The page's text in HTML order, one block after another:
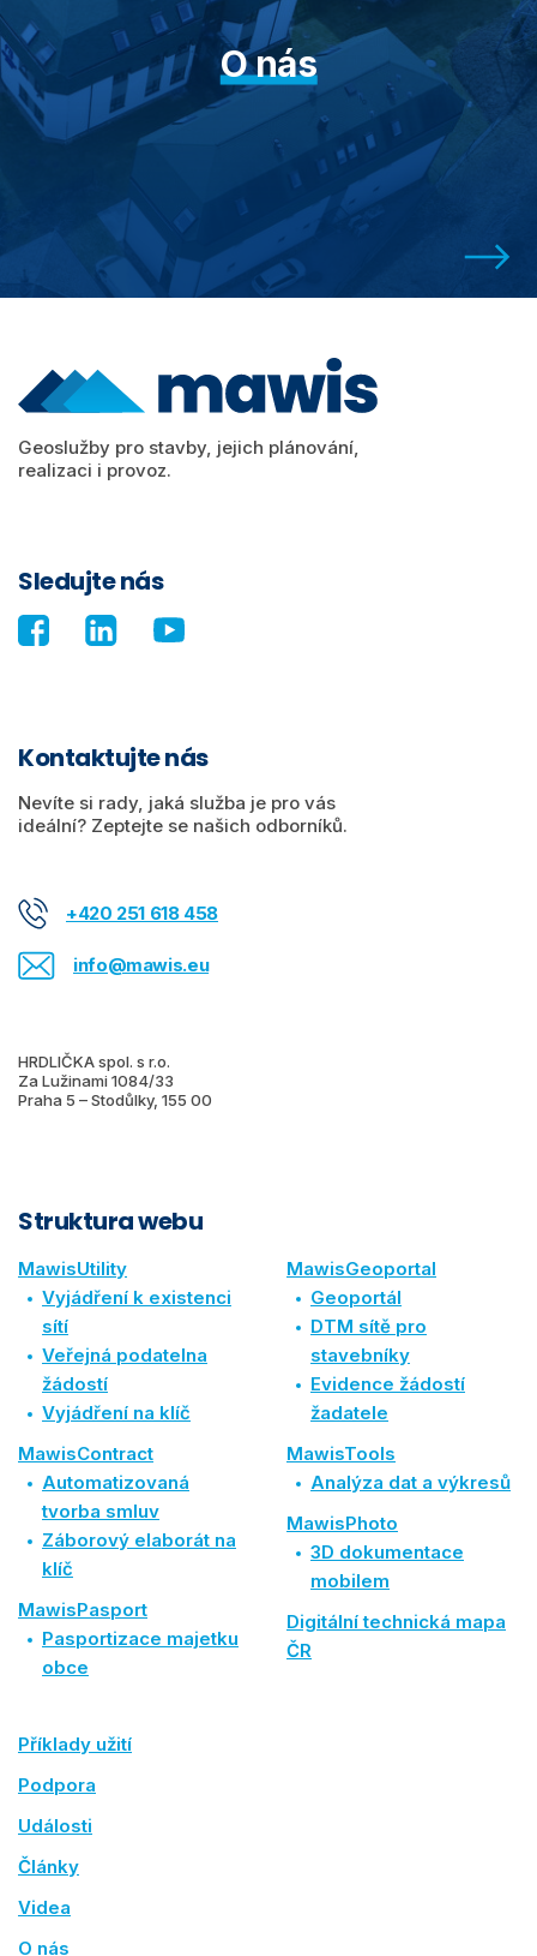
O nás
Geoslužby pro stavby, jejich plánování,
realizaci i provoz.
Sledujte nás
Kontaktujte nás
Nevíte si rady, jaká služba je pro vás
ideální? Zeptejte se našich odborníků.
+420 251 618 458
info@mawis.eu
HRDLIČKA spol. s r.o.
Za Lužinami 1084/33
Praha 5 – Stodůlky, 155 00
Struktura webu
MawisUtility
Vyjádření k existenci
sítí
Veřejná podatelna
žádostí
Vyjádření na klíč
MawisContract
Automatizovaná
tvorba smluv
Záborový elaborát na
klíč
MawisPasport
Pasportizace majetku
obce
MawisGeoportal
Geoportál
DTM sítě pro
stavebníky
Evidence žádostí
žadatele
MawisTools
Analýza dat a výkresů
MawisPhoto
3D dokumentace
mobilem
Digitální technická mapa
ČR
Příklady užití
Podpora
Události
Články
Videa
O nás